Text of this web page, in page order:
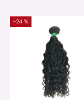
-24 %